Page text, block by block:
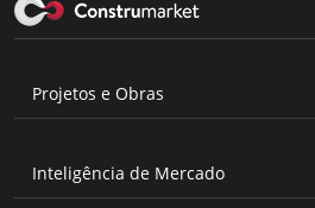
Projetos e Obras
Inteligência de Mercado